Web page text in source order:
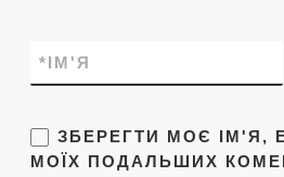
ІМ'Я
*
ЗБЕРЕГТИ МОЄ ІМ'Я,
МОЇХ ПОДАЛЬШИХ